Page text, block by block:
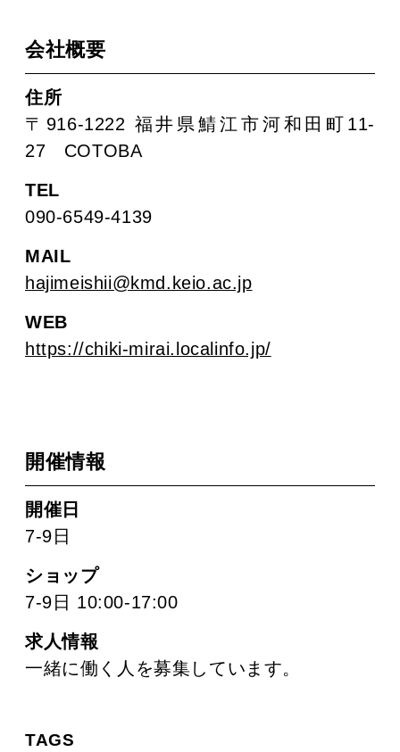
会社概要
住所
〒916-1222 福井県鯖江市河和田町11-
27 COTOBA
TEL
090-6549-4139
MAIL
hajimeishii@kmd.keio.ac.jp
WEB
https://chiki-mirai.localinfo.jp/
開催情報
開催日
7-9日
ショップ
7-9日 10:00-17:00
求人情報
一緒に働く人を募集しています。
TAGS